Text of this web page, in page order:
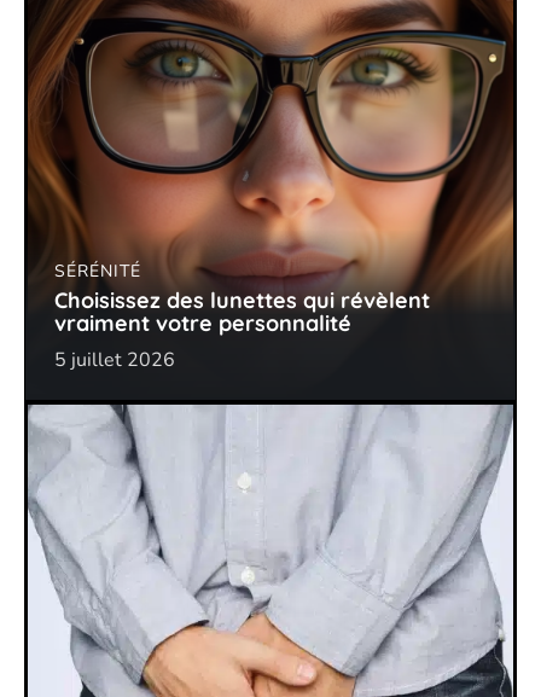
SÉRÉNITÉ
Choisissez des lunettes qui révèlent
vraiment votre personnalité
5 juillet 2026